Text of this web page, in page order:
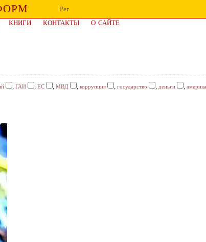
Рег
КНИГИ КОНТАКТЫ
О САЙТЕ
, ГАИ , ЕС , МВД , коррупция , государство , деньги ,